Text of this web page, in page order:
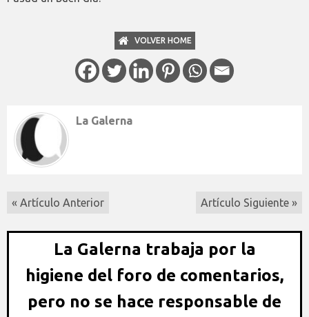
VOLVER HOME
La Galerna
« Artículo Anterior Artículo Siguiente »
La Galerna trabaja por la
higiene del foro de comentarios,
pero no se hace responsable de